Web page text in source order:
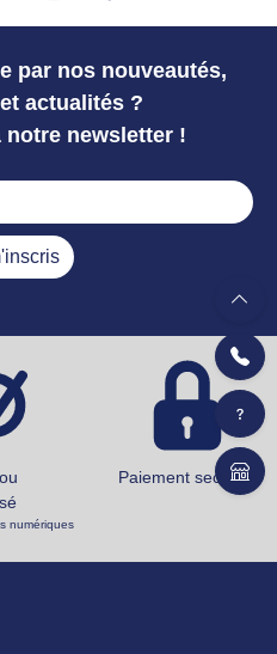
par nos nouveautés,
actualités ?
notre newsletter !
numériques
Paiement securisé